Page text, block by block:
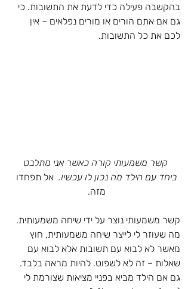
בהקשבה פעילה כדי לדעת את התשובות. כי
גם אם אתם הורים או מורים נפלאים – אין
לכם את כל התשובות.
קשר משמעותי קורה כאשר אני מתלבט
ביחד עם הילד מה נכון לו עכשיו. אל תפחדו
מזה.
קשר משמעותי נוצר על ידי שיחה משמעותית.
מה שעוזר לי לייצר שיחה משמעותית, חוץ
מאשר לא לבוא עם תשובות אלא לבוא עם
שאלות – זה לא לשפוט. להיות מראה בלבד.
גם אם הילד מביא בפניי מציאות שצורמת לי